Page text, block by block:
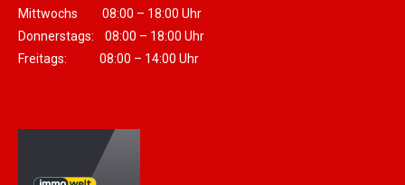
Mittwochs 08:00 – 18:00 Uhr
Donnerstags: 08:00 – 18:00 Uhr
Freitags: 08:00 – 14:00 Uhr